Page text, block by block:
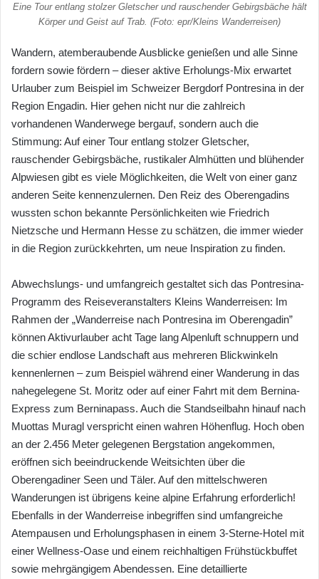
Eine Tour entlang stolzer Gletscher und rauschender Gebirgsbäche hält
Körper und Geist auf Trab. (Foto: epr/Kleins Wanderreisen)
Wandern, atemberaubende Ausblicke genießen und alle Sinne
fordern sowie fördern – dieser aktive Erholungs-Mix erwartet
Urlauber zum Beispiel im Schweizer Bergdorf Pontresina in der
Region Engadin. Hier gehen nicht nur die zahlreich
vorhandenen Wanderwege bergauf, sondern auch die
Stimmung: Auf einer Tour entlang stolzer Gletscher,
rauschender Gebirgsbäche, rustikaler Almhütten und blühender
Alpwiesen gibt es viele Möglichkeiten, die Welt von einer ganz
anderen Seite kennenzulernen. Den Reiz des Oberengadins
wussten schon bekannte Persönlichkeiten wie Friedrich
Nietzsche und Hermann Hesse zu schätzen, die immer wieder
in die Region zurückkehrten, um neue Inspiration zu finden.
Abwechslungs- und umfangreich gestaltet sich das Pontresina-
Programm des Reiseveranstalters Kleins Wanderreisen: Im
Rahmen der „Wanderreise nach Pontresina im Oberengadin”
können Aktivurlauber acht Tage lang Alpenluft schnuppern und
die schier endlose Landschaft aus mehreren Blickwinkeln
kennenlernen – zum Beispiel während einer Wanderung in das
nahegelegene St. Moritz oder auf einer Fahrt mit dem Bernina-
Express zum Berninapass. Auch die Standseilbahn hinauf nach
Muottas Muragl verspricht einen wahren Höhenflug. Hoch oben
an der 2.456 Meter gelegenen Bergstation angekommen,
eröffnen sich beeindruckende Weitsichten über die
Oberengadiner Seen und Täler. Auf den mittelschweren
Wanderungen ist übrigens keine alpine Erfahrung erforderlich!
Ebenfalls in der Wanderreise inbegriffen sind umfangreiche
Atempausen und Erholungsphasen in einem 3-Sterne-Hotel mit
einer Wellness-Oase und einem reichhaltigen Frühstückbuffet
sowie mehrgängigem Abendessen. Eine detaillierte